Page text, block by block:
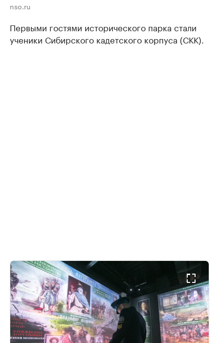
nso.ru
Первыми гостями исторического парка стали
ученики Сибирского кадетского корпуса (СКК).